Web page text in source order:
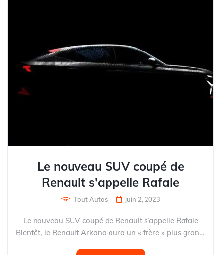
Le nouveau SUV coupé de
Renault s'appelle Rafale
Tout Autos juin 2, 2023
Le nouveau SUV coupé de Renault s’appelle Rafale
Bientôt, le Renault Arkana aura un « frère » plus grand.